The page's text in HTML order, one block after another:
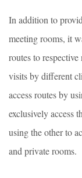
In addition to
meeting rooms, it
routes to
visits by different
access routes by
exclusively access
using the other to
and private rooms.